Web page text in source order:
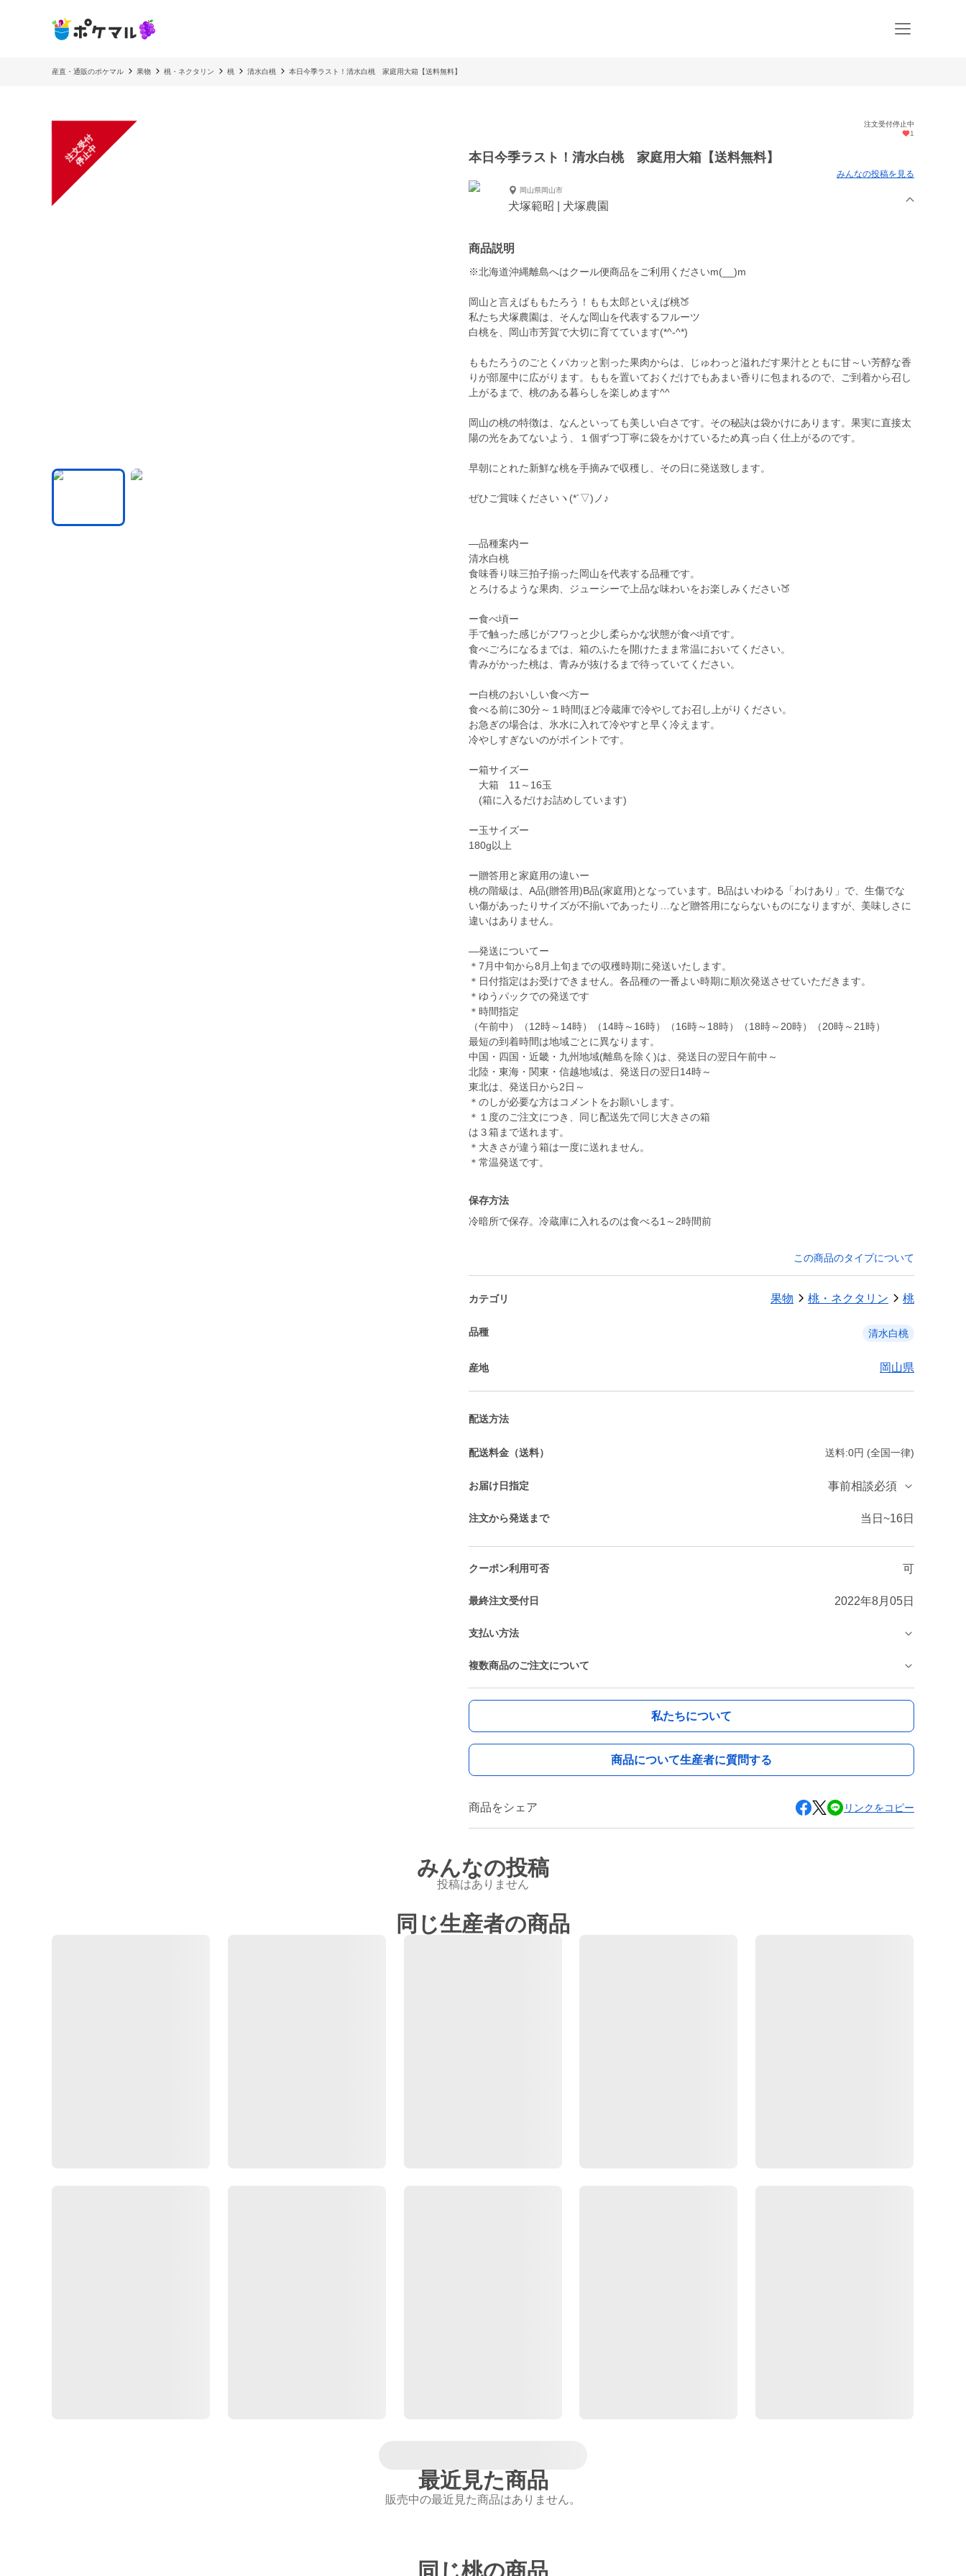
産直・通販のポケマル 果物 桃・ネクタリン 桃 清水白桃 本日今季ラスト！清水白桃 家庭用大箱【送料無料】
注
文
受
付
停
止
中
注文受付停止中
1
本日今季ラスト！清水白桃 家庭用大箱【送料無料】
みんなの投稿を見る
岡山県岡山市
犬塚範昭 | 犬塚農園
商品説明
※北海道沖縄離島へはクール便商品をご利用くださいm(__)m
岡山と言えばももたろう！もも太郎といえば桃🍑
私たち犬塚農園は、そんな岡山を代表するフルーツ
白桃を、岡山市芳賀で大切に育てています(*^-^*)
ももたろうのごとくパカッと割った果肉からは、じゅわっと溢れだす果汁とともに甘～い芳醇な香
りが部屋中に広がります。ももを置いておくだけでもあまい香りに包まれるので、ご到着から召し
上がるまで、桃のある暮らしを楽しめます^^
岡山の桃の特徴は、なんといっても美しい白さです。その秘訣は袋かけにあります。果実に直接太
陽の光をあてないよう、１個ずつ丁寧に袋をかけているため真っ白く仕上がるのです。
早朝にとれた新鮮な桃を手摘みで収穫し、その日に発送致します。
ぜひご賞味くださいヽ(*´▽)ノ♪
―品種案内ー
清水白桃
食味香り味三拍子揃った岡山を代表する品種です。
とろけるような果肉、ジューシーで上品な味わいをお楽しみください🍑
ー食べ頃ー
手で触った感じがフワっと少し柔らかな状態が食べ頃です。
食べごろになるまでは、箱のふたを開けたまま常温においてください。
青みがかった桃は、青みが抜けるまで待っていてください。
ー白桃のおいしい食べ方ー
食べる前に30分～１時間ほど冷蔵庫で冷やしてお召し上がりください。
お急ぎの場合は、氷水に入れて冷やすと早く冷えます。
冷やしすぎないのがポイントです。
ー箱サイズー
大箱 11～16玉
(箱に入るだけお詰めしています)
ー玉サイズー
180g以上
ー贈答用と家庭用の違いー
桃の階級は、A品(贈答用)B品(家庭用)となっています。B品はいわゆる「わけあり」で、生傷でな
い傷があったりサイズが不揃いであったり…など贈答用にならないものになりますが、美味しさに
違いはありません。
―発送についてー
＊7月中旬から8月上旬までの収穫時期に発送いたします。
＊日付指定はお受けできません。各品種の一番よい時期に順次発送させていただきます。
＊ゆうパックでの発送です
＊時間指定
（午前中）（12時～14時）（14時～16時）（16時～18時）（18時～20時）（20時～21時）
最短の到着時間は地域ごとに異なります。
中国・四国・近畿・九州地域(離島を除く)は、発送日の翌日午前中～
北陸・東海・関東・信越地域は、発送日の翌日14時～
東北は、発送日から2日～
＊のしが必要な方はコメントをお願いします。
＊１度のご注文につき、同じ配送先で同じ大きさの箱
は３箱まで送れます。
＊大きさが違う箱は一度に送れません。
保存方法
冷暗所で保存。冷蔵庫に入れるのは食べる1～2時間前
この商品のタイプについて
カテゴリ 果物 桃・ネクタリン 桃
品種 清水白桃
産地 岡山県
配送方法
配送料金（送料） 送料:0円 (全国一律)
お届け日指定 事前相談必須
注文から発送まで 当日~16日
クーポン利用可否 可
最終注文受付日 2022年8月05日
支払い方法
複数商品のご注文について
私たちについて
商品について生産者に質問する
商品をシェア リンクをコピー
みんなの投稿
投稿はありません
同じ生産者の商品
最近見た商品
販売中の最近見た商品はありません。
同じ桃の商品